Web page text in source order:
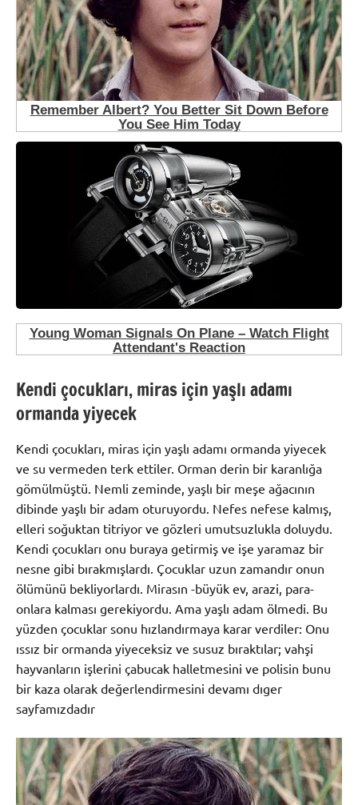
Kendi çocukları, miras için yaşlı adamı
ormanda yiyecek
Kendi çocukları, miras için yaşlı adamı ormanda yiyecek
ve su vermeden terk ettiler. Orman derin bir karanlığa
gömülmüştü. Nemli zeminde, yaşlı bir meşe ağacının
dibinde yaşlı bir adam oturuyordu. Nefes nefese kalmış,
elleri soğuktan titriyor ve gözleri umutsuzlukla doluydu.
Kendi çocukları onu buraya getirmiş ve işe yaramaz bir
nesne gibi bırakmışlardı. Çocuklar uzun zamandır onun
ölümünü bekliyorlardı. Mirasın -büyük ev, arazi, para-
onlara kalması gerekiyordu. Ama yaşlı adam ölmedi. Bu
yüzden çocuklar sonu hızlandırmaya karar verdiler: Onu
ıssız bir ormanda yiyeceksiz ve susuz bıraktılar; vahşi
hayvanların işlerini çabucak halletmesini ve polisin bunu
bir kaza olarak değerlendirmesini devamı dıger
sayfamızdadır